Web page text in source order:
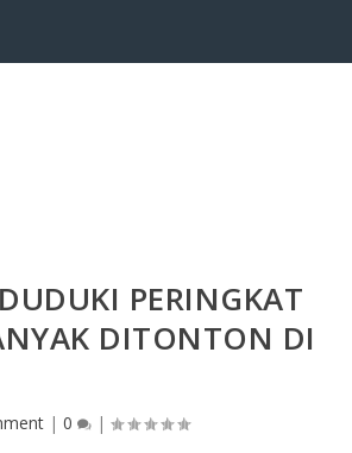
PERINGKAT
DITONTON DI
|0 |